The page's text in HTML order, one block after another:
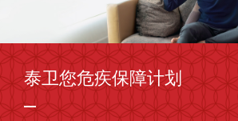
泰卫您危疾保障计划